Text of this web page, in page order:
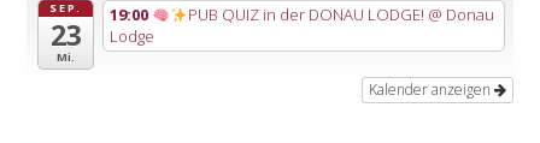
SEP.
23
Mi.
19:00 PUB QUIZ in der DONAU LODGE! @ Donau
Lodge
Kalender anzeigen